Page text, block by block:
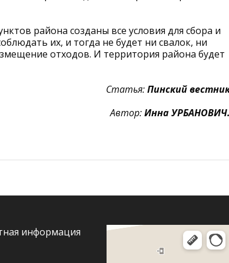
района созданы все условия для сбора и
их, и тогда не будет ни свалок, ни
отходов. И территория района будет
Статья:Пинский
Автор:Инна
информация
Яндекс Карты
Юная улица, 8 — Яндекс Карты